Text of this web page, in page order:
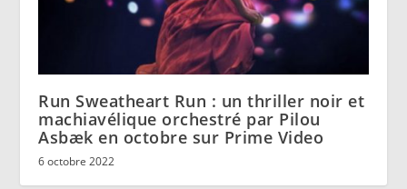
Run Sweatheart Run : un thriller noir et
machiavélique orchestré par Pilou
Asbæk en octobre sur Prime Video
6 octobre 2022